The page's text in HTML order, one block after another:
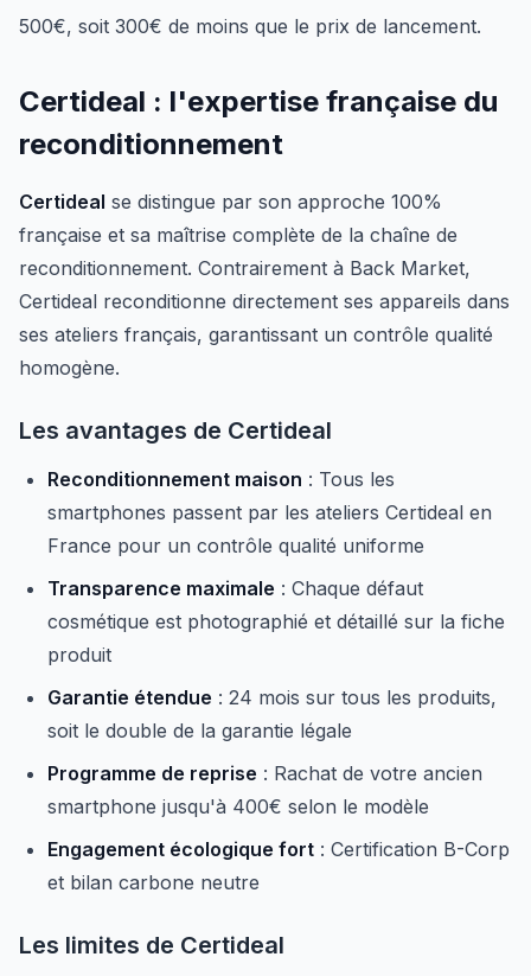
500€, soit 300€ de moins que le prix de lancement.
Certideal : l'expertise française du
reconditionnement
Certideal se distingue par son approche 100%
française et sa maîtrise complète de la chaîne de
reconditionnement. Contrairement à Back Market,
Certideal reconditionne directement ses appareils dans
ses ateliers français, garantissant un contrôle qualité
homogène.
Les avantages de Certideal
Reconditionnement maison : Tous les
smartphones passent par les ateliers Certideal en
France pour un contrôle qualité uniforme
Transparence maximale : Chaque défaut
cosmétique est photographié et détaillé sur la fiche
produit
Garantie étendue : 24 mois sur tous les produits,
soit le double de la garantie légale
Programme de reprise : Rachat de votre ancien
smartphone jusqu'à 400€ selon le modèle
Engagement écologique fort : Certification B-Corp
et bilan carbone neutre
Les limites de Certideal